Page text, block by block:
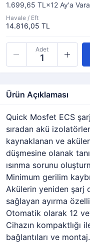
1.699,65 TL×12 Ay'a
Havale / Eft
14.816,05 TL
Adet
Ürün Açıklaması
Quick Mosfet ECS
sıradan akü
kaynaklanan ve
düşmesine olanak
ısınma sorunu
Minimum gerilim kaybı
Akülerin yeniden şarj
sağlayan ayırma
Otomatik olarak 12
Cihazın kompaktlığı
bağlantıları ve montaj.